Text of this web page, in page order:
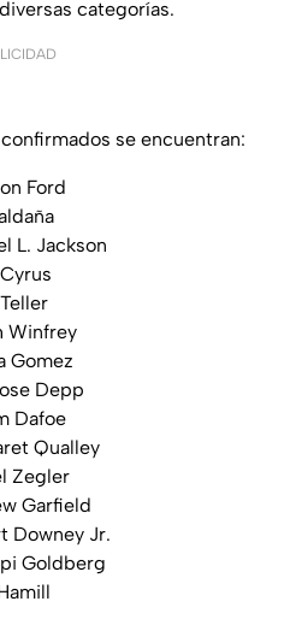
categorías.
se encuentran:
Ford
L. Jackson
Winfrey
Gomez
Depp
Dafoe
Qualley
Zegler
Garfield
Downey Jr.
Goldberg